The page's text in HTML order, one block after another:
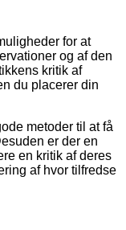
for at
og af den
kritik af
du placerer din
metoder til at få
er der en
en kritik af deres
af hvor tilfredse